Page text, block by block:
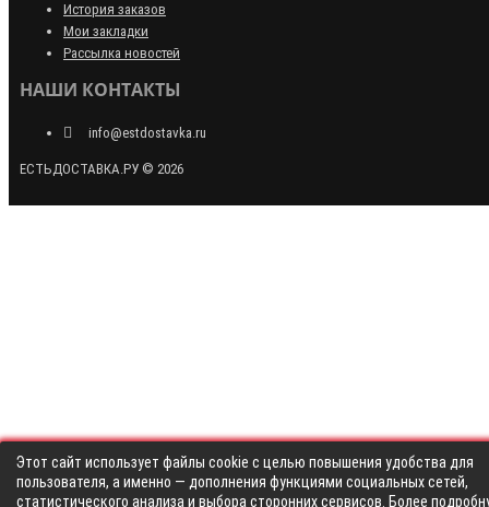
История заказов
Мои закладки
Рассылка новостей
НАШИ КОНТАКТЫ
info@estdostavka.ru
ЕСТЬДОСТАВКА.РУ © 2026
Этот сайт использует файлы cookie с целью повышения удобства для
пользователя, а именно — дополнения функциями социальных сетей,
статистического анализа и выбора сторонних сервисов. Более